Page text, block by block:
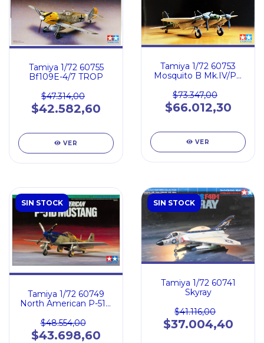
Tamiya 1/72 60755
Bf109E-4/7 TROP
$47.314,00
$42.582,60
VER
Tamiya 1/72 60753
Mosquito B Mk.IV/PR
$73.347,00
$66.012,30
VER
SIN STOCK
Tamiya 1/72 60749
North American P-51D
$48.554,00
$43.698,60
SIN STOCK
Tamiya 1/72 60741
Skyray
$41.116,00
$37.004,40